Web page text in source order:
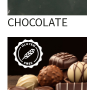
CHOCOLATE